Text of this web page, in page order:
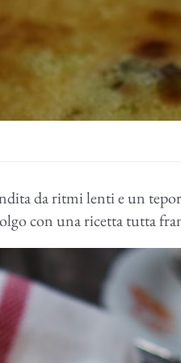
da ritmi lenti e un
con una ricetta tutta